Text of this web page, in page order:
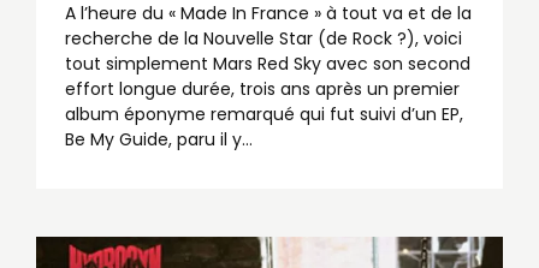
A l’heure du « Made In France » à tout va et de la
recherche de la Nouvelle Star (de Rock ?), voici
tout simplement Mars Red Sky avec son second
effort longue durée, trois ans après un premier
album éponyme remarqué qui fut suivi d’un EP,
Be My Guide, paru il y…